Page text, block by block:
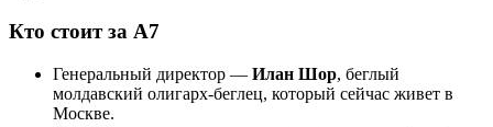
Кто стоит за A7
Генеральный директор — Илан Шор, беглый
молдавский олигарх-беглец, который сейчас живет в
Москве.